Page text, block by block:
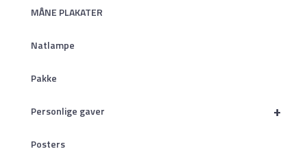
MÅNE PLAKATER
Natlampe
Pakke
+
Personlige gaver
Posters